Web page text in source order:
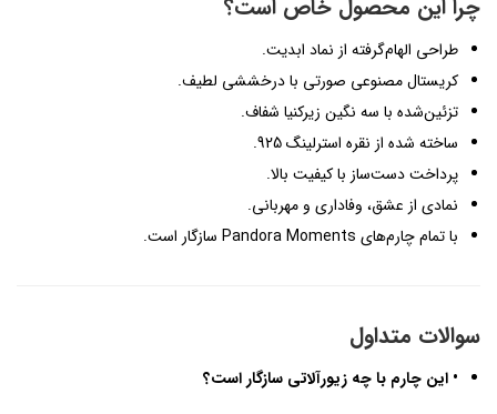
چرا این محصول خاص است؟
طراحی الهام‌گرفته از نماد ابدیت.
کریستال مصنوعی صورتی با درخششی لطیف.
تزئین‌شده با سه نگین زیرکنیا شفاف.
ساخته شده از نقره استرلینگ 925.
پرداخت دست‌ساز با کیفیت بالا.
نمادی از عشق، وفاداری و مهربانی.
با تمام چارم‌های Pandora Moments سازگار است.
سوالات متداول
• این چارم با چه زیورآلاتی سازگار است؟